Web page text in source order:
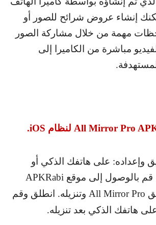
إنشاء عروض شرائح للصور أو
مهمة من خلال مشاركة الصور
مباشرة من الكاميرا إلى
All Mirror Pro لنظام iOS
.
وإعداده: على هاتفك الذكي أو
قم بالوصول إلى موقع APKRabi
All Mirror Pro وتنزيله. انطلق وقم
هاتفك الذكي بعد تنزيله.